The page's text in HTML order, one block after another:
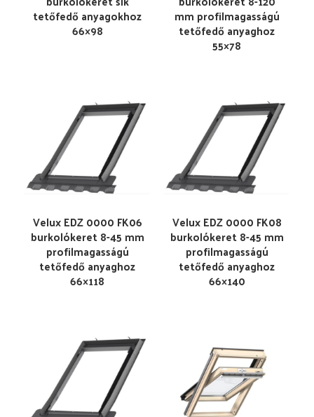
tetőfedő anyagokhoz
66×98
mm profilmagasságú
tetőfedő anyaghoz
55×78
Velux EDZ 0000 FK06
burkolókeret 8-45 mm
profilmagasságú
tetőfedő anyaghoz
66×118
Velux EDZ 0000 FK08
burkolókeret 8-45 mm
profilmagasságú
tetőfedő anyaghoz
66×140